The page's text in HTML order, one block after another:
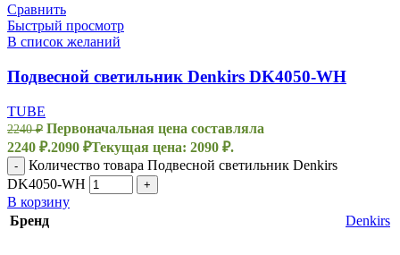
Сравнить
Быстрый просмотр
В список желаний
Подвесной светильник Denkirs DK4050-WH
TUBE
2240₽ Первоначальная цена составляла
2240 ₽.2090 ₽Текущая цена: 2090 ₽.
-
Количество товара Подвесной светильник Denkirs
DK4050-WH
+
В корзину
Бренд
Denkirs